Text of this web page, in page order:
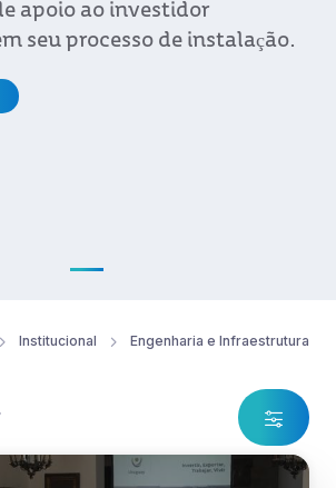
apoio ao investidor
seu processo de instalação.
Institucional
Engenharia e Infraestrutura